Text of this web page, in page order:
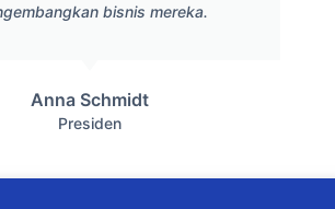
bisnis mereka.
Anna Schmidt
Presiden